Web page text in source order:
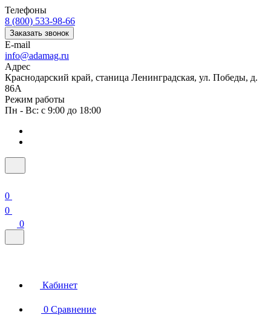
Телефоны
8 (800) 533-98-66
Заказать звонок
E-mail
info@adamag.ru
Адрес
Краснодарский край, станица Ленинградская, ул. Победы, д.
86А
Режим работы
Пн - Вс: с 9:00 до 18:00
0
0
0
Кабинет
0 Сравнение